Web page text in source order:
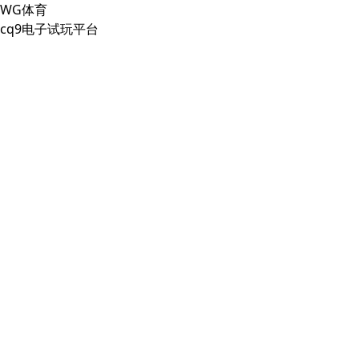
WG体育
cq9电子试玩平台